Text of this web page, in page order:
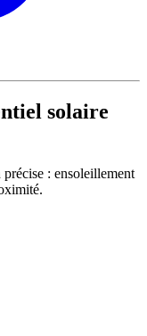
solaire
: ensoleillement